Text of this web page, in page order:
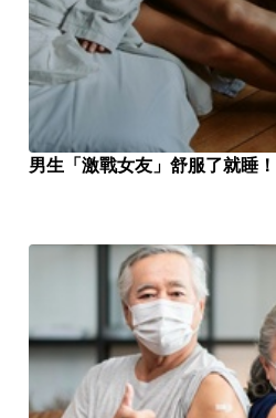
男生「激戰女友」舒服了就睡